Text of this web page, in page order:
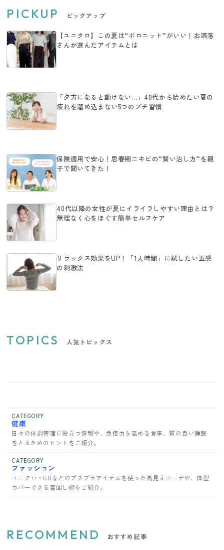
PICKUP ピックアップ
【ユニクロ】この夏は“ポロニット”がいい！お洒落
さんが選んだアイテムとは
「夕方になると動けない…」40代から始めたい夏の
疲れを溜め込まない5つのプチ習慣
保険適用で安心！思春期ニキビの“賢い治し方”を親
子で聞いてきた！
40代以降の女性が夏にイライラしやすい理由とは？
無理なく心をほぐす簡単セルフケア
リラックス効果をUP！「1人時間」に試したい五感
の刺激法
TOPICS 人気トピックス
CATEGORY
健康
日々の体調管理に役立つ情報や、免疫力を高める食事、質の良い睡眠
をとるためのヒントをご紹介。
CATEGORY
ファッション
ユニクロ・GUなどのプチプラアイテムを使った高見えコーデや、体型
カバーできる着回し術をご紹介。
RECOMMEND おすすめ記事